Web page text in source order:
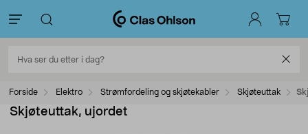
Forside Elektro Strømfordeling og skjøtekabler Skjøteuttak
Skjøteuttak, ujordet